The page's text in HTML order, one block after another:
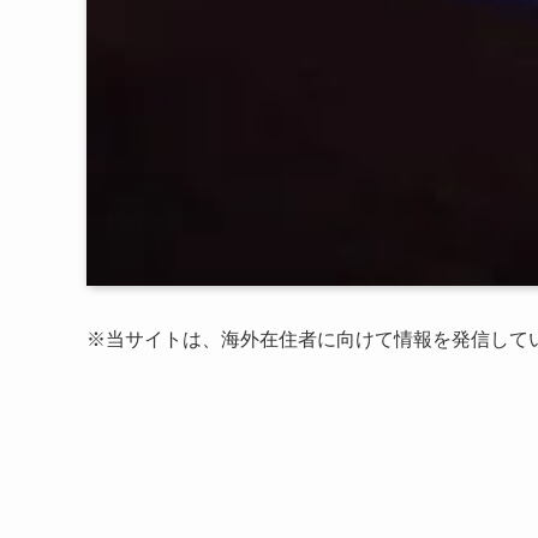
※当サイトは、海外在住者に向けて情報を発信して